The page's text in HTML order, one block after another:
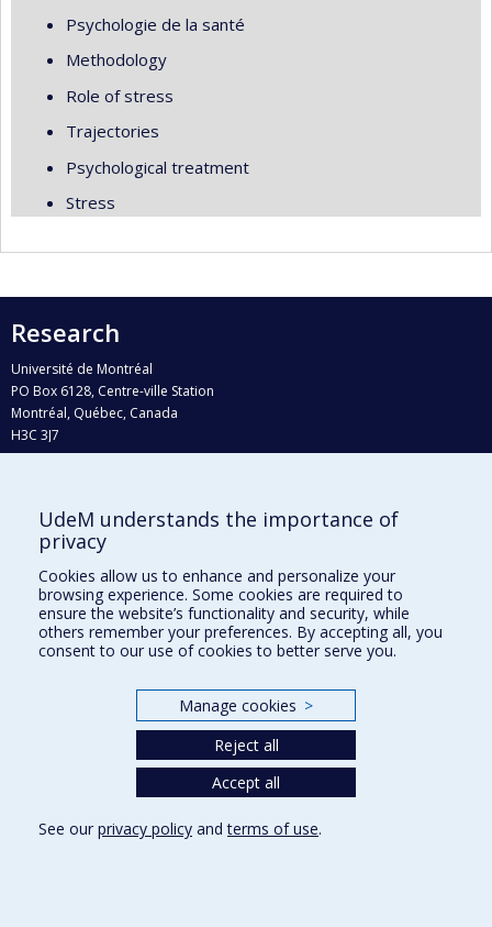
Psychologie de la santé
Methodology
Role of stress
Trajectories
Psychological treatment
Stress
Research
Université de Montréal
PO Box 6128, Centre-ville Station
Montréal, Québec, Canada
H3C 3J7
Who does what?
Find us
Site map
Accessibility
UdeM understands the importance of
privacy
Cookies allow us to enhance and personalize your
browsing experience. Some cookies are required to
ensure the website’s functionality and security, while
others remember your preferences. By accepting all, you
consent to our use of cookies to better serve you.
Manage cookies >
Reject all
Accept all
See our privacy policy andterms of use.